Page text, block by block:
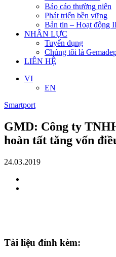
Báo cáo thường niên
Phát triển bền vững
Bản tin – Hoạt động
NHÂN LỰC
Tuyển dụng
Chúng tôi là
LIÊN HỆ
VI
EN
Smartport
GMD: Công ty
hoàn tất tăng vốn
24.03.2019
Tài liệu đính kèm: